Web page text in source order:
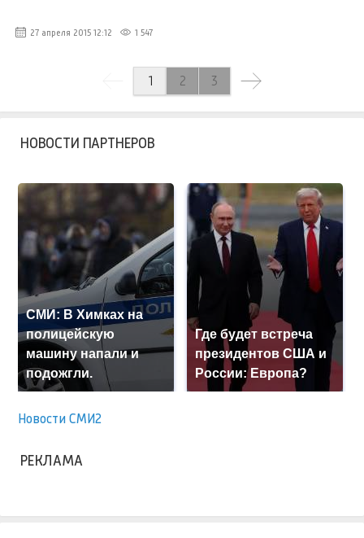
27 апреля 2015 12:12 1 547
1 2 3
НОВОСТИ ПАРТНЕРОВ
СМИ: В Химках на
полицейскую
машину напали и
подожгли.
Где будет встреча
президентов США и
России: Европа?
Новости СМИ2
РЕКЛАМА